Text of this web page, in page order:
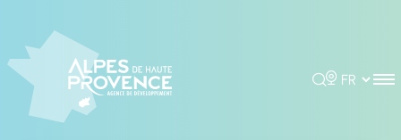
Rechercher
Choisir la